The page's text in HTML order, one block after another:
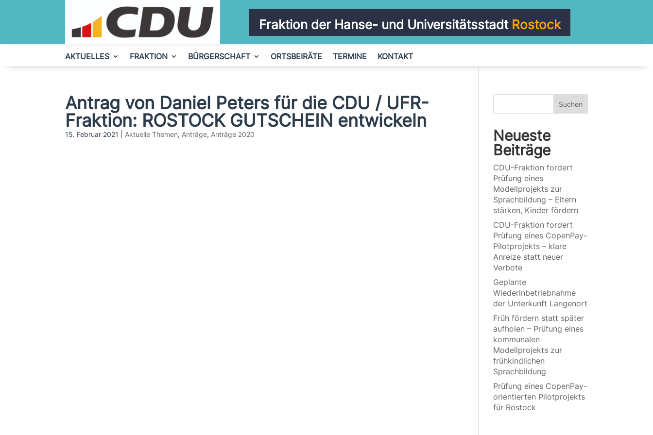
Fraktion der Hanse- und Universitätsstadt Rostock
AKTUELLES FRAKTION BÜRGERSCHAFT ORTSBEIRÄTE TERMINE KONTAKT
Antrag von Daniel Peters für die CDU / UFR-
Fraktion: ROSTOCK GUTSCHEIN entwickeln
15. Februar 2021 |Aktuelle Themen,Anträge,Anträge 2020
Suchen
Neueste
Beiträge
CDU-Fraktion fordert
Prüfung eines
Modellprojekts zur
Sprachbildung – Eltern
stärken, Kinder fördern
CDU-Fraktion fordert
Prüfung eines CopenPay-
Pilotprojekts – klare
Anreize statt neuer
Verbote
Geplante
Wiederinbetriebnahme
der Unterkunft Langenort
Früh fördern statt später
aufholen – Prüfung eines
kommunalen
Modellprojekts zur
frühkindlichen
Sprachbildung
Prüfung eines CopenPay-
orientierten Pilotprojekts
für Rostock